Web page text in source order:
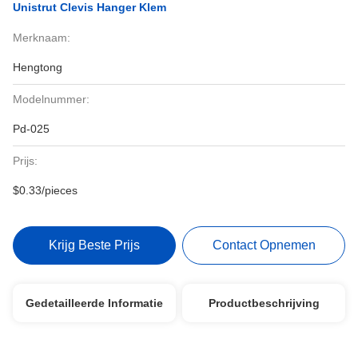
Unistrut Clevis Hanger Klem
Merknaam:
Hengtong
Modelnummer:
Pd-025
Prijs:
$0.33/pieces
Krijg Beste Prijs Contact Opnemen
Gedetailleerde Informatie Productbeschrijving